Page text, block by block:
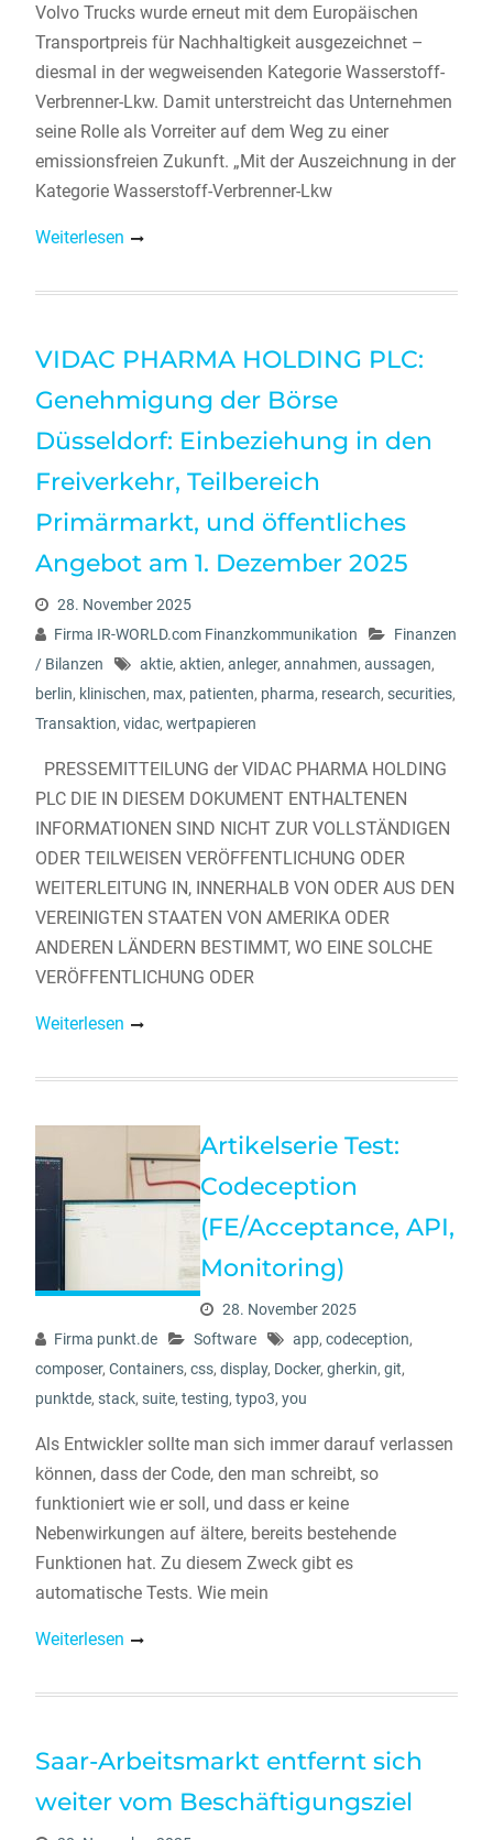
Volvo Trucks wurde erneut mit dem Europäischen
Transportpreis für Nachhaltigkeit ausgezeichnet –
diesmal in der wegweisenden Kategorie Wasserstoff-
Verbrenner-Lkw. Damit unterstreicht das Unternehmen
seine Rolle als Vorreiter auf dem Weg zu einer
emissionsfreien Zukunft. „Mit der Auszeichnung in der
Kategorie Wasserstoff-Verbrenner-Lkw
Weiterlesen
VIDAC PHARMA HOLDING PLC:
Genehmigung der Börse
Düsseldorf: Einbeziehung in den
Freiverkehr, Teilbereich
Primärmarkt, und öffentliches
Angebot am 1. Dezember 2025
28. November 2025
Firma IR-WORLD.com Finanzkommunikation
Finanzen
/ Bilanzen
aktie, aktien, anleger, annahmen, aussagen,
berlin, klinischen, max, patienten, pharma, research, securities,
Transaktion, vidac, wertpapieren
PRESSEMITTEILUNG der VIDAC PHARMA HOLDING
PLC DIE IN DIESEM DOKUMENT ENTHALTENEN
INFORMATIONEN SIND NICHT ZUR VOLLSTÄNDIGEN
ODER TEILWEISEN VERÖFFENTLICHUNG ODER
WEITERLEITUNG IN, INNERHALB VON ODER AUS DEN
VEREINIGTEN STAATEN VON AMERIKA ODER
ANDEREN LÄNDERN BESTIMMT, WO EINE SOLCHE
VERÖFFENTLICHUNG ODER
Weiterlesen
Artikelserie Test:
Codeception
(FE/Acceptance, API,
Monitoring)
28. November 2025
Firma punkt.de
Software app, codeception,
composer, Containers, css, display, Docker, gherkin, git,
punktde, stack, suite, testing, typo3, you
Als Entwickler sollte man sich immer darauf verlassen
können, dass der Code, den man schreibt, so
funktioniert wie er soll, und dass er keine
Nebenwirkungen auf ältere, bereits bestehende
Funktionen hat. Zu diesem Zweck gibt es
automatische Tests. Wie mein
Weiterlesen
Saar-Arbeitsmarkt entfernt sich
weiter vom Beschäftigungsziel